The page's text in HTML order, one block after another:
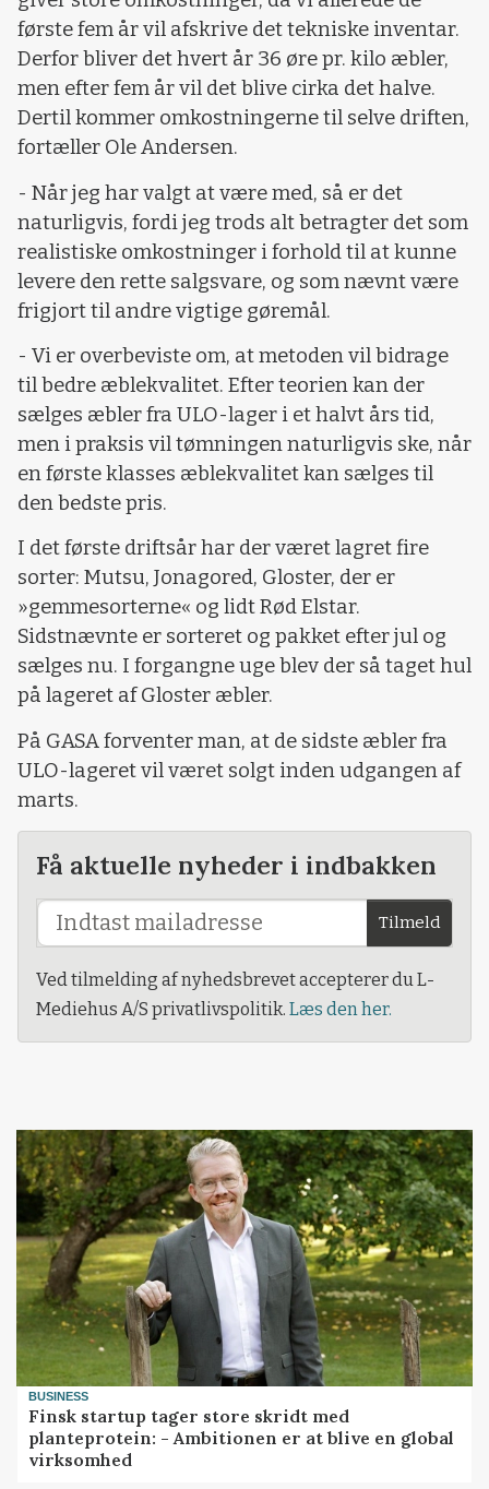
første fem år vil afskrive det tekniske inventar.
Derfor bliver det hvert år 36 øre pr. kilo æbler,
men efter fem år vil det blive cirka det halve.
Dertil kommer omkostningerne til selve driften,
fortæller Ole Andersen.
- Når jeg har valgt at være med, så er det
naturligvis, fordi jeg trods alt betragter det som
realistiske omkostninger i forhold til at kunne
levere den rette salgsvare, og som nævnt være
frigjort til andre vigtige gøremål.
- Vi er overbeviste om, at metoden vil bidrage
til bedre æblekvalitet. Efter teorien kan der
sælges æbler fra ULO-lager i et halvt års tid,
men i praksis vil tømningen naturligvis ske, når
en første klasses æblekvalitet kan sælges til
den bedste pris.
I det første driftsår har der været lagret fire
sorter: Mutsu, Jonagored, Gloster, der er
»gemmesorterne« og lidt Rød Elstar.
Sidstnævnte er sorteret og pakket efter jul og
sælges nu. I forgangne uge blev der så taget hul
på lageret af Gloster æbler.
På GASA forventer man, at de sidste æbler fra
ULO-lageret vil været solgt inden udgangen af
marts.
Få aktuelle nyheder i indbakken
Tilmeld
Ved tilmelding af nyhedsbrevet accepterer du L-
Mediehus A/S privatlivspolitik. Læs den her.
BUSINESS
Finsk startup tager store skridt med
planteprotein: - Ambitionen er at blive en global
virksomhed